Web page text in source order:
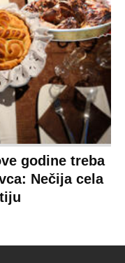
godine treba
Nečija cela